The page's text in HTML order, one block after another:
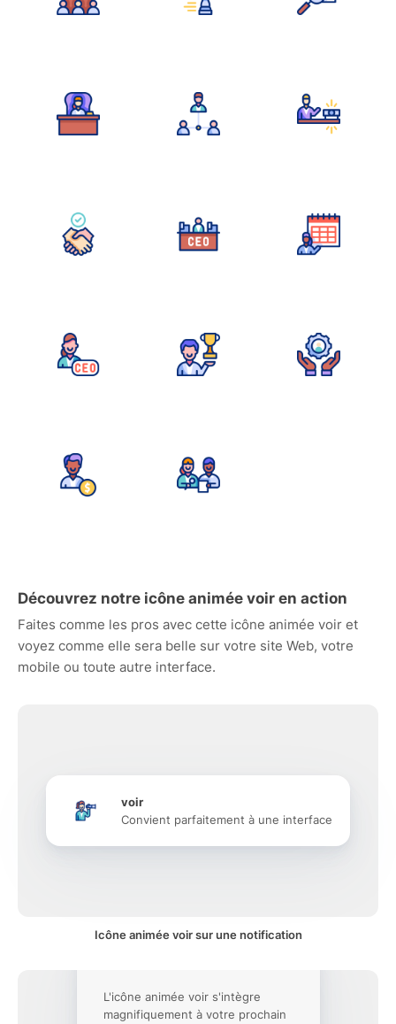
Découvrez notre icône animée voir en action
Faites comme les pros avec cette icône animée voir et
voyez comme elle sera belle sur votre site Web, votre
mobile ou toute autre interface.
voir
Convient parfaitement à une interface
Icône animée voir sur une notification
L'icône animée voir s'intègre
magnifiquement à votre prochain